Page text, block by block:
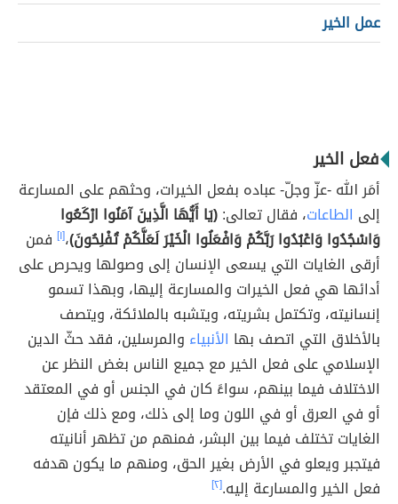
عمل الخير
فعل الخير
أمَر الله -عزّ وجلّ- عباده بفعل الخيرات، وحثهم على المسارعة
إلى الطاعات، فقال تعالى:(يَا أَيُّهَا الَّذِينَ آمَنُوا ارْكَعُوا
وَاسْجُدُوا وَاعْبُدُوا رَبَّكُمْ وَافْعَلُوا الْخَيْرَ لَعَلَّكُمْ تُفْلِحُونَ)،[١] فمن
أرقى الغايات التي يسعى الإنسان إلى وصولها ويحرص على
أدائها هي فعل الخيرات والمسارعة إليها، وبهذا تسمو
إنسانيته، وتكتمل بشريته، ويتشبه بالملائكة، ويتصف
بالأخلاق التي اتصف بها الأنبياء والمرسلين، فقد حثّ الدين
الإسلامي على فعل الخير مع جميع الناس بغض النظر عن
الاختلاف فيما بينهم، سواءً كان في الجنس أو في المعتقد
أو في العرق أو في اللون وما إلى ذلك، ومع ذلك فإن
الغايات تختلف فيما بين البشر، فمنهم من تظهر أنانيته
فيتجبر ويعلو في الأرض بغير الحق، ومنهم ما يكون هدفه
فعل الخير والمسارعة إليه.[٢]